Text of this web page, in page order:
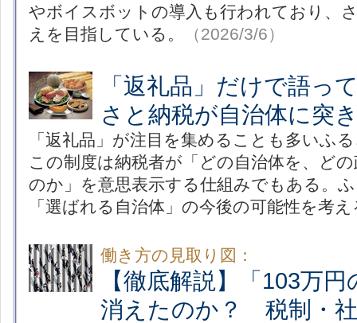
やボイスボットの導入も行われており、
えを目指している。
（2026/3/6）
「返礼品」だけで語
さと納税が自治体に突
「返礼品」が注目を集めることも多いふ
この制度は納税者が「どの自治体を、ど
のか」を意思表示する仕組みでもある。
「選ばれる自治体」の今後の可能性を考
働き方の見取り図：
【徹底解説】「103万
消えたのか？ 税制・